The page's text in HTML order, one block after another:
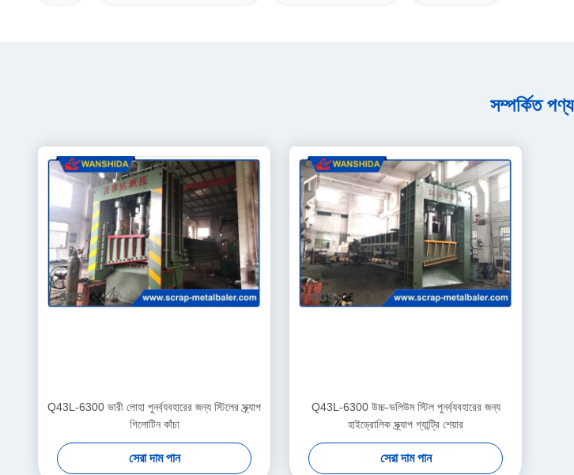
সম্পর্কিত পণ্য
Q43L-6300 ভারী লোহা পুনর্ব্যবহারের জন্য স্টিলের স্ক্র্যাপ
গিলোটিন কাঁচা
সেরা দাম পান
Q43L-6300 উচ্চ-ভলিউম স্টিল পুনর্ব্যবহারের জন্য
হাইড্রোলিক স্ক্র্যাপ গ্যান্ট্রি শেয়ার
সেরা দাম পান